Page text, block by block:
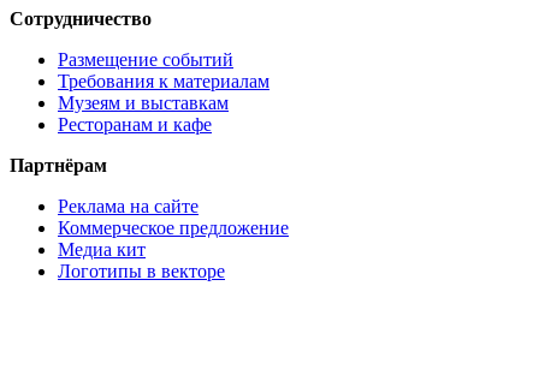
Сотрудничество
Размещение событий
Требования к материалам
Музеям и выставкам
Ресторанам и кафе
Партнёрам
Реклама на сайте
Коммерческое предложение
Медиа кит
Логотипы в векторе